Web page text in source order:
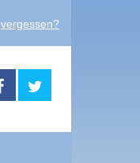
vergessen?